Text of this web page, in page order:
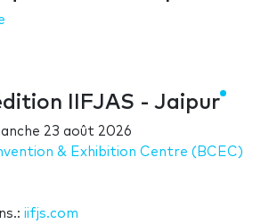
IIFJAS - Jaipur
23 août 2026
& Exhibition Centre (BCEC)
iifjs.com